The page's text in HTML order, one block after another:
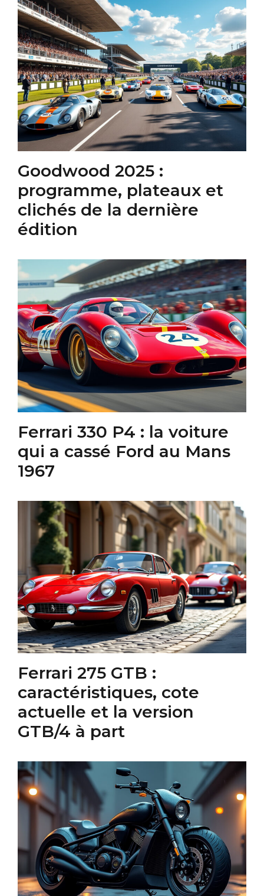
Goodwood 2025 :
programme, plateaux et
clichés de la dernière
édition
Ferrari 330 P4 : la voiture
qui a cassé Ford au Mans
1967
Ferrari 275 GTB :
caractéristiques, cote
actuelle et la version
GTB/4 à part